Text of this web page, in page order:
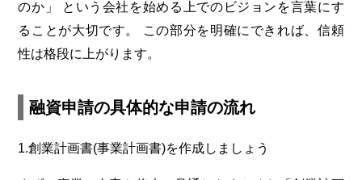
のか」
という会社を始める上でのビジョンを言葉にす
ることが大切です。
この部分を明確にできれば、信頼
性は格段に上がります。
融資申請の具体的な申請の流れ
1.創業計画書(事業計画書)を作成しましょう